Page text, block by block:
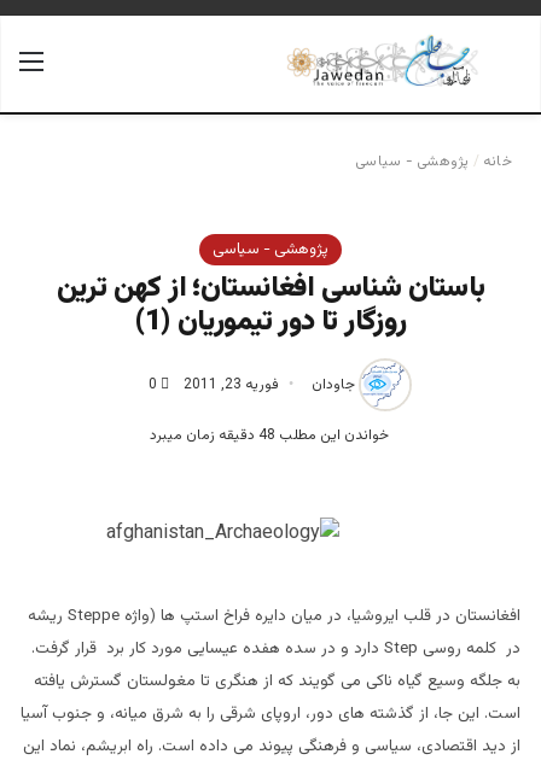
جستجو برای
خانه / پژوهشی - سیاسی
پژوهشی - سیاسی
باستان شناسی افغانستان؛ از کهن ترین
روزگار تا دور تیموریان (1)
جاودان فوریه 23, 2011 0
خواندن این مطلب 48 دقیقه زمان میبرد
افغانستان در قلب ایروشیا، در میان دایره فراخ استپ ها (واژه Steppe ریشه
در کلمه روسی Step دارد و در سده هفده عیسایی مورد کار برد قرار گرفت.
به جلگه وسیع گیاه ناکی می گویند که از هنگری تا مغولستان گسترش یافته
است. این جا، از گذشته های دور، اروپای شرقی را به شرق میانه، و جنوب آسیا
از دید اقتصادی، سیاسی و فرهنگی پیوند می داده است. راه ابریشم، نماد این